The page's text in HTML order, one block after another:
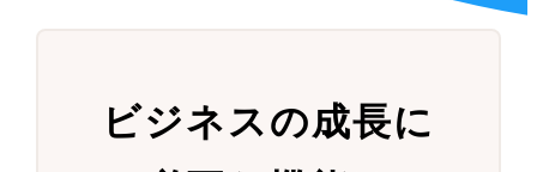
必要な機能は